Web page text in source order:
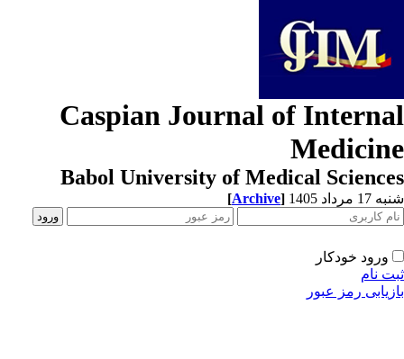
Caspian Journal of
Babol University of Medical
مرداد 1405 [Archive]
ورود خودکار
نام
رمز عبور